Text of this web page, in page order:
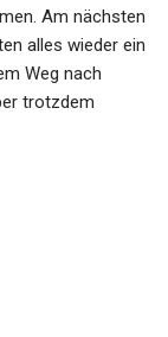
Am nächsten
alles wieder ein
Weg nach
trotzdem